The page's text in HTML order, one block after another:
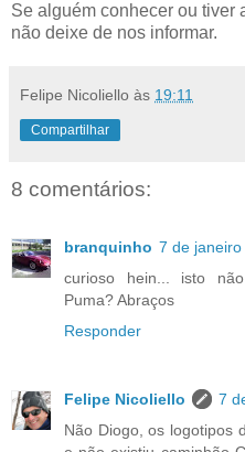
Se alguém conhecer ou tiver
não deixe de nos informar.
Felipe Nicoliello às 19:11
Compartilhar
8 comentários:
branquinho 7 de
curioso hein... isto
Puma? Abraços
Responder
Felipe Nicoliello
7
Não Diogo, os logotipos